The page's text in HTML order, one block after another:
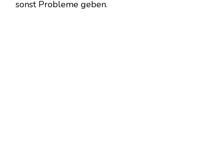
sonst Probleme geben.